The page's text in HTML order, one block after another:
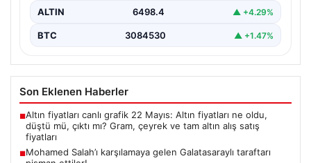
ALTIN 6498.4 ▲ +4.29%
BTC 3084530 ▲ +1.47%
Son Eklenen Haberler
■Altın fiyatları canlı grafik 22 Mayıs: Altın fiyatları ne oldu,
düştü mü, çıktı mı? Gram, çeyrek ve tam altın alış satış
fiyatları
■Mohamed Salah’ı karşılamaya gelen Galatasaraylı taraftarı